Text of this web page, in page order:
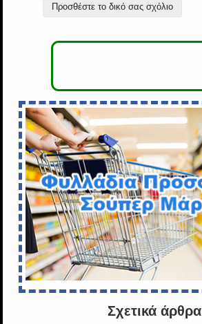
Προσθέστε το δικό σας σχόλιο
Σχετικά άρθρα